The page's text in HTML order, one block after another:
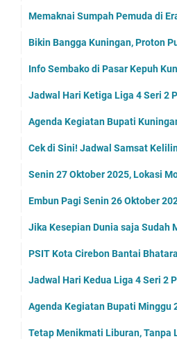
Memaknai Sumpah Pemuda di
Bikin Bangga Kuningan, Proton
Info Sembako di Pasar Kepuh
Jadwal Hari Ketiga Liga 4 Seri 2
Agenda Kegiatan Bupati
Cek di Sini! Jadwal Samsat
Senin 27 Oktober 2025, Lokasi
Embun Pagi Senin 26 Oktober
Jika Kesepian Dunia saja Sudah
PSIT Kota Cirebon Bantai
Jadwal Hari Kedua Liga 4 Seri 2
Agenda Kegiatan Bupati Minggu
Tetap Menikmati Liburan, Tanpa